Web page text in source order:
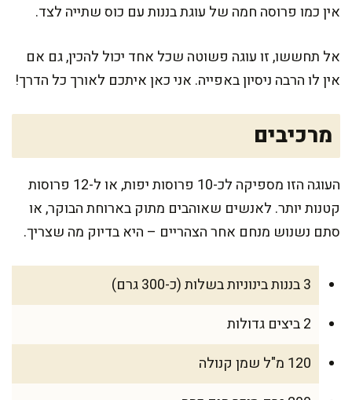
אין כמו פרוסה חמה של עוגת בננות עם כוס שתייה לצד.
אל תחששו, זו עוגה פשוטה שכל אחד יכול להכין, גם אם
אין לו הרבה ניסיון באפייה. אני כאן איתכם לאורך כל הדרך!
מרכיבים
העוגה הזו מספיקה לכ-10 פרוסות יפות, או ל-12 פרוסות
קטנות יותר. לאנשים שאוהבים מתוק בארוחת הבוקר, או
סתם נשנוש מנחם אחר הצהריים – היא בדיוק מה שצריך.
3 בננות בינוניות בשלות (כ-300 גרם)
2 ביצים גדולות
120 מ"ל שמן קנולה